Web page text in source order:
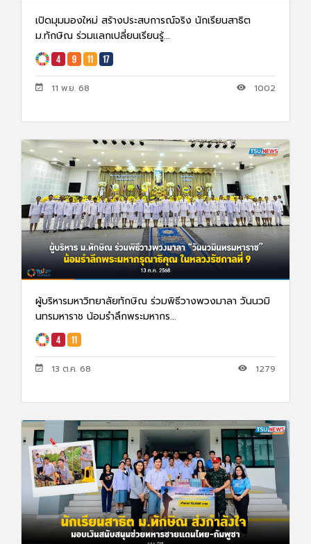
เปิดมุมมองใหม่ สร้างประสบการณ์จริง นักเรียนสาธิต
ม.ทักษิณ ร่วมแลกเปลี่ยนเรียนรู้...
11 พ.ย. 68 1002
ผู้บริหารมหาวิทยาลัยทักษิณ ร่วมพิธีวางพวงมาลา วันนวมิ
นทรมหาราช น้อมรำลึกพระมหากร...
13 ต.ค. 68 1279